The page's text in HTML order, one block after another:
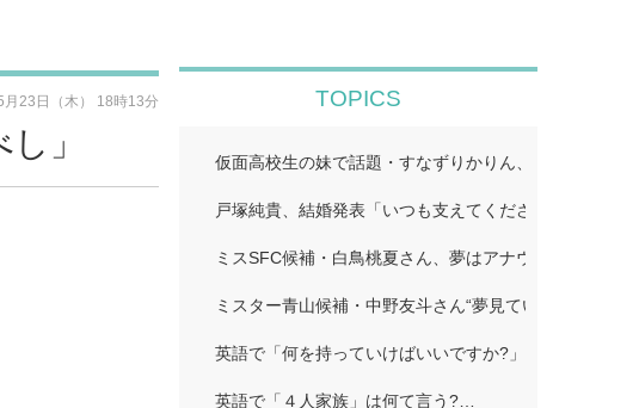
」
月23日（木） 18時13分 TOPICS
仮面高校生の妹で話題・すなずりかりん、人生初の“裸
戸塚純貴、結婚発表「いつも支えてくださる皆さまの
ミスSFC候補・白鳥桃夏さん、夢はアナウンサー 学生
ミスター青山候補・中野友斗さん“夢見ていた賞受賞に
英語で「何を持っていけばいいですか?」…
英語で「４人家族」は何て言う?…